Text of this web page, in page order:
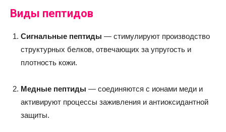
Виды пептидов
Сигнальные пептиды — стимулируют производство
структурных белков, отвечающих за упругость и
плотность кожи.
Медные пептиды — соединяются с ионами меди и
активируют процессы заживления и антиоксидантной
защиты.